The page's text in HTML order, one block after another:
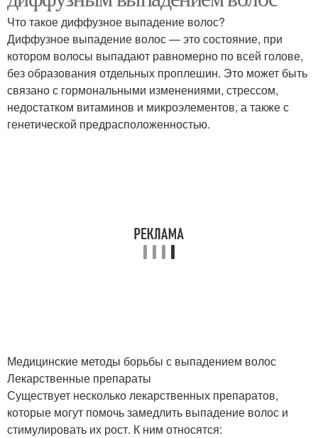
Что такое диффузное выпадение волос?
Диффузное выпадение волос — это состояние, при
котором волосы выпадают равномерно по всей голове,
без образования отдельных проплешин. Это может быть
связано с гормональными изменениями, стрессом,
недостатком витаминов и микроэлементов, а также с
генетической предрасположенностью.
Медицинские методы борьбы с выпадением волос
Лекарственные препараты
Существует несколько лекарственных препаратов,
которые могут помочь замедлить выпадение волос и
стимулировать их рост. К ним относятся: